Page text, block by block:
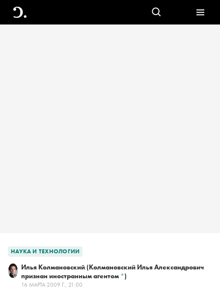
НАУКА И ТЕХНОЛОГИИ
Илья Колмановский (Колмановский Илья Александрович
признан иностранным агентом *)
16 МАРТА 2009 Г., 21:00